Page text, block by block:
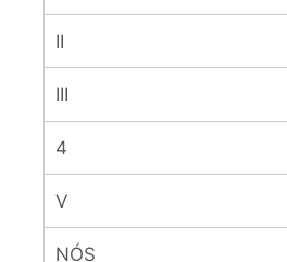
II
III
4
V
NÓS